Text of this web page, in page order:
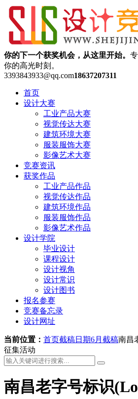
你的下一个获奖机会，从这里开始。
你的高光时刻。
3393843933@qq.com18637207311
首页
设计大赛
工业产品大赛
视觉传达大赛
建筑环境大赛
服装服饰大赛
影像艺术大赛
竞赛资讯
获奖作品
工业产品作品
视觉传达作品
建筑环境作品
服装服饰作品
影像艺术作品
设计学院
毕业设计
课程设计
设计视角
设计常识
设计图书
报名参赛
竞赛备忘录
设计网址
当前位置： 首页截稿日期6月截稿南昌
征集活动
南昌老字号标识